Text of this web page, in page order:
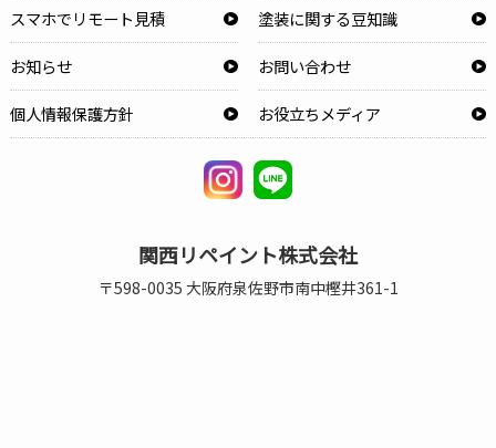
スマホでリモート見積 塗装に関する豆知識
お知らせ お問い合わせ
個人情報保護方針 お役立ちメディア
関西リペイント株式会社
〒598-0035 大阪府泉佐野市南中樫井361-1